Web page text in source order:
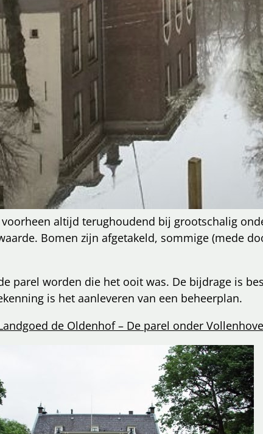
altijd terughoudend bij grootschalig
Bomen zijn afgetakeld, sommige (mede
parel worden die het ooit was. De bijdrage is
is het aanleveren van een beheerplan.
de Oldenhof – De parel onder Vollenhove